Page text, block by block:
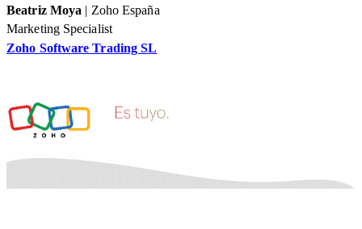
Beatriz Moya | Zoho España
Marketing Specialist
Zoho Software Trading SL